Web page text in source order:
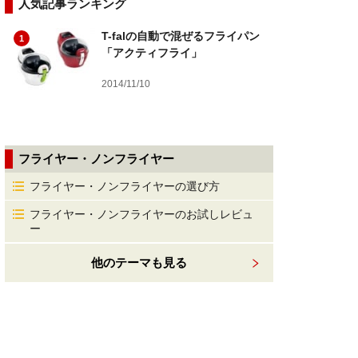
人気記事ランキング
1
T-falの自動で混ぜるフライパン
「アクティフライ」
2014/11/10
フライヤー・ノンフライヤー
フライヤー・ノンフライヤーの選び方
フライヤー・ノンフライヤーのお試しレビュ
ー
他のテーマも見る